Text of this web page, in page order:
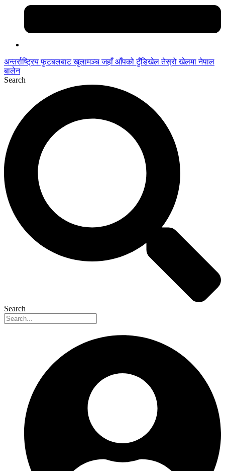
अन्तर्राष्ट्रिय फुटबलबाट खुलामञ्च जहाँ आँपको टुँडिखेल तेस्रो खेलमा नेपाल
बालेन
Search
Search